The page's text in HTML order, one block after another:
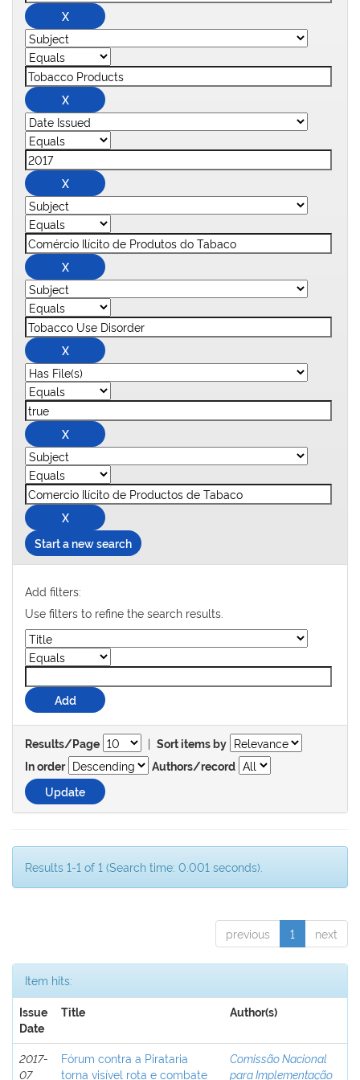
Start a new search
Add filters:
Use filters to refine the search results.
Results/Page | Sort items by
In order
Authors/record
Results 1-1 of 1 (Search time: 0.001 seconds).
previous 1 next
Item hits:
Issue
Date
Title Author(s)
2017-
07
Fórum contra a Pirataria
torna visível rota e combate
Comissão Nacional
para Implementação